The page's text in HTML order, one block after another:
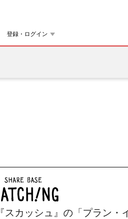
登録・ログイン
『スカッシュ』の「プラン・